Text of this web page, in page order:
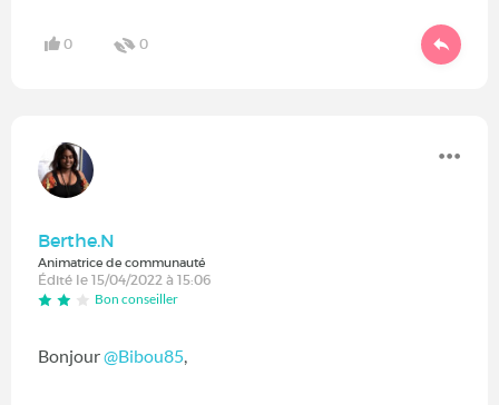
0 0
Berthe.N
Animatrice de communauté
Édité le 15/04/2022 à 15:06
Bon conseiller
Bonjour@Bibou85